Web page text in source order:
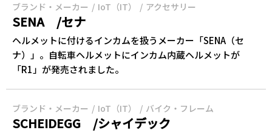
ブランド・メーカー IoT（IT） アクセサリー
SENA /セナ
ヘルメットに付けるインカムを扱うメーカー「SENA（セ
ナ）」。自転車ヘルメットにインカム内蔵ヘルメットが
「R1」が発売されました。
ブランド・メーカー IoT（IT） バイク・フレーム
SCHEIDEGG /シャイデック